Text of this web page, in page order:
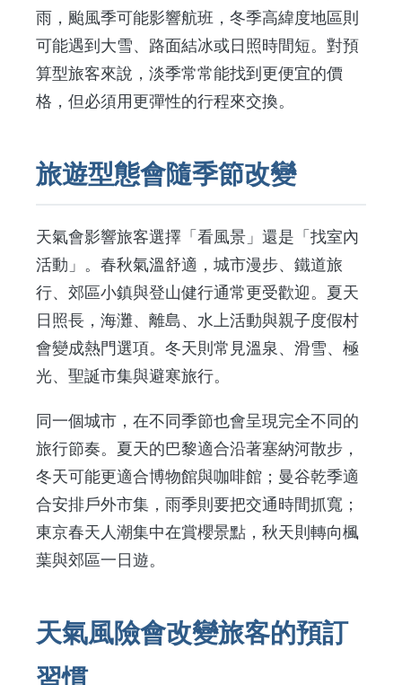
雨，颱風季可能影響航班，冬季高緯度地區則
可能遇到大雪、路面結冰或日照時間短。對預
算型旅客來說，淡季常常能找到更便宜的價
格，但必須用更彈性的行程來交換。
旅遊型態會隨季節改變
天氣會影響旅客選擇「看風景」還是「找室內
活動」。春秋氣溫舒適，城市漫步、鐵道旅
行、郊區小鎮與登山健行通常更受歡迎。夏天
日照長，海灘、離島、水上活動與親子度假村
會變成熱門選項。冬天則常見溫泉、滑雪、極
光、聖誕市集與避寒旅行。
同一個城市，在不同季節也會呈現完全不同的
旅行節奏。夏天的巴黎適合沿著塞納河散步，
冬天可能更適合博物館與咖啡館；曼谷乾季適
合安排戶外市集，雨季則要把交通時間抓寬；
東京春天人潮集中在賞櫻景點，秋天則轉向楓
葉與郊區一日遊。
天氣風險會改變旅客的預訂
習慣